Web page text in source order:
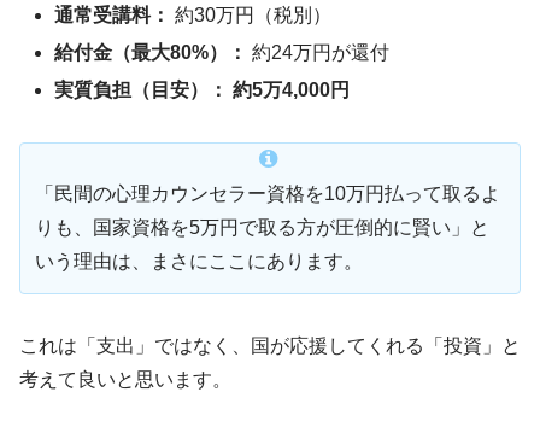
通常受講料： 約30万円（税別）
給付金（最大80%）： 約24万円が還付
実質負担（目安）： 約5万4,000円
「民間の心理カウンセラー資格を10万円払って取るよ
りも、国家資格を5万円で取る方が圧倒的に賢い」と
いう理由は、まさにここにあります。
これは「支出」ではなく、国が応援してくれる「投資」と
考えて良いと思います。